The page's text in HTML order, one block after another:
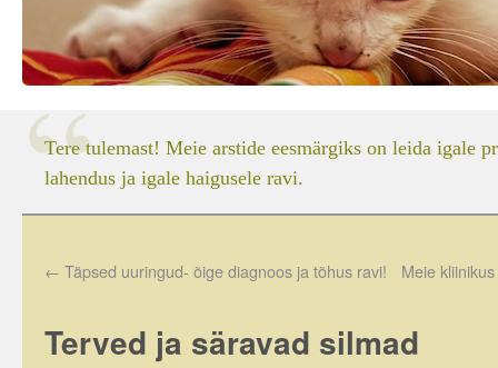
Tere tulemast! Meie arstide eesmärgiks on leida igale
lahendus ja igale haigusele ravi.
← Täpsed uuringud- õige diagnoos ja tõhus ravi! Meie
Terved ja säravad silmad